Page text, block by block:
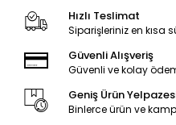
Hızlı Teslimat
Siparişleriniz en kısa
Güvenli Alışveriş
Güvenli ve kolay
Geniş Ürün
Binlerce ürün ve